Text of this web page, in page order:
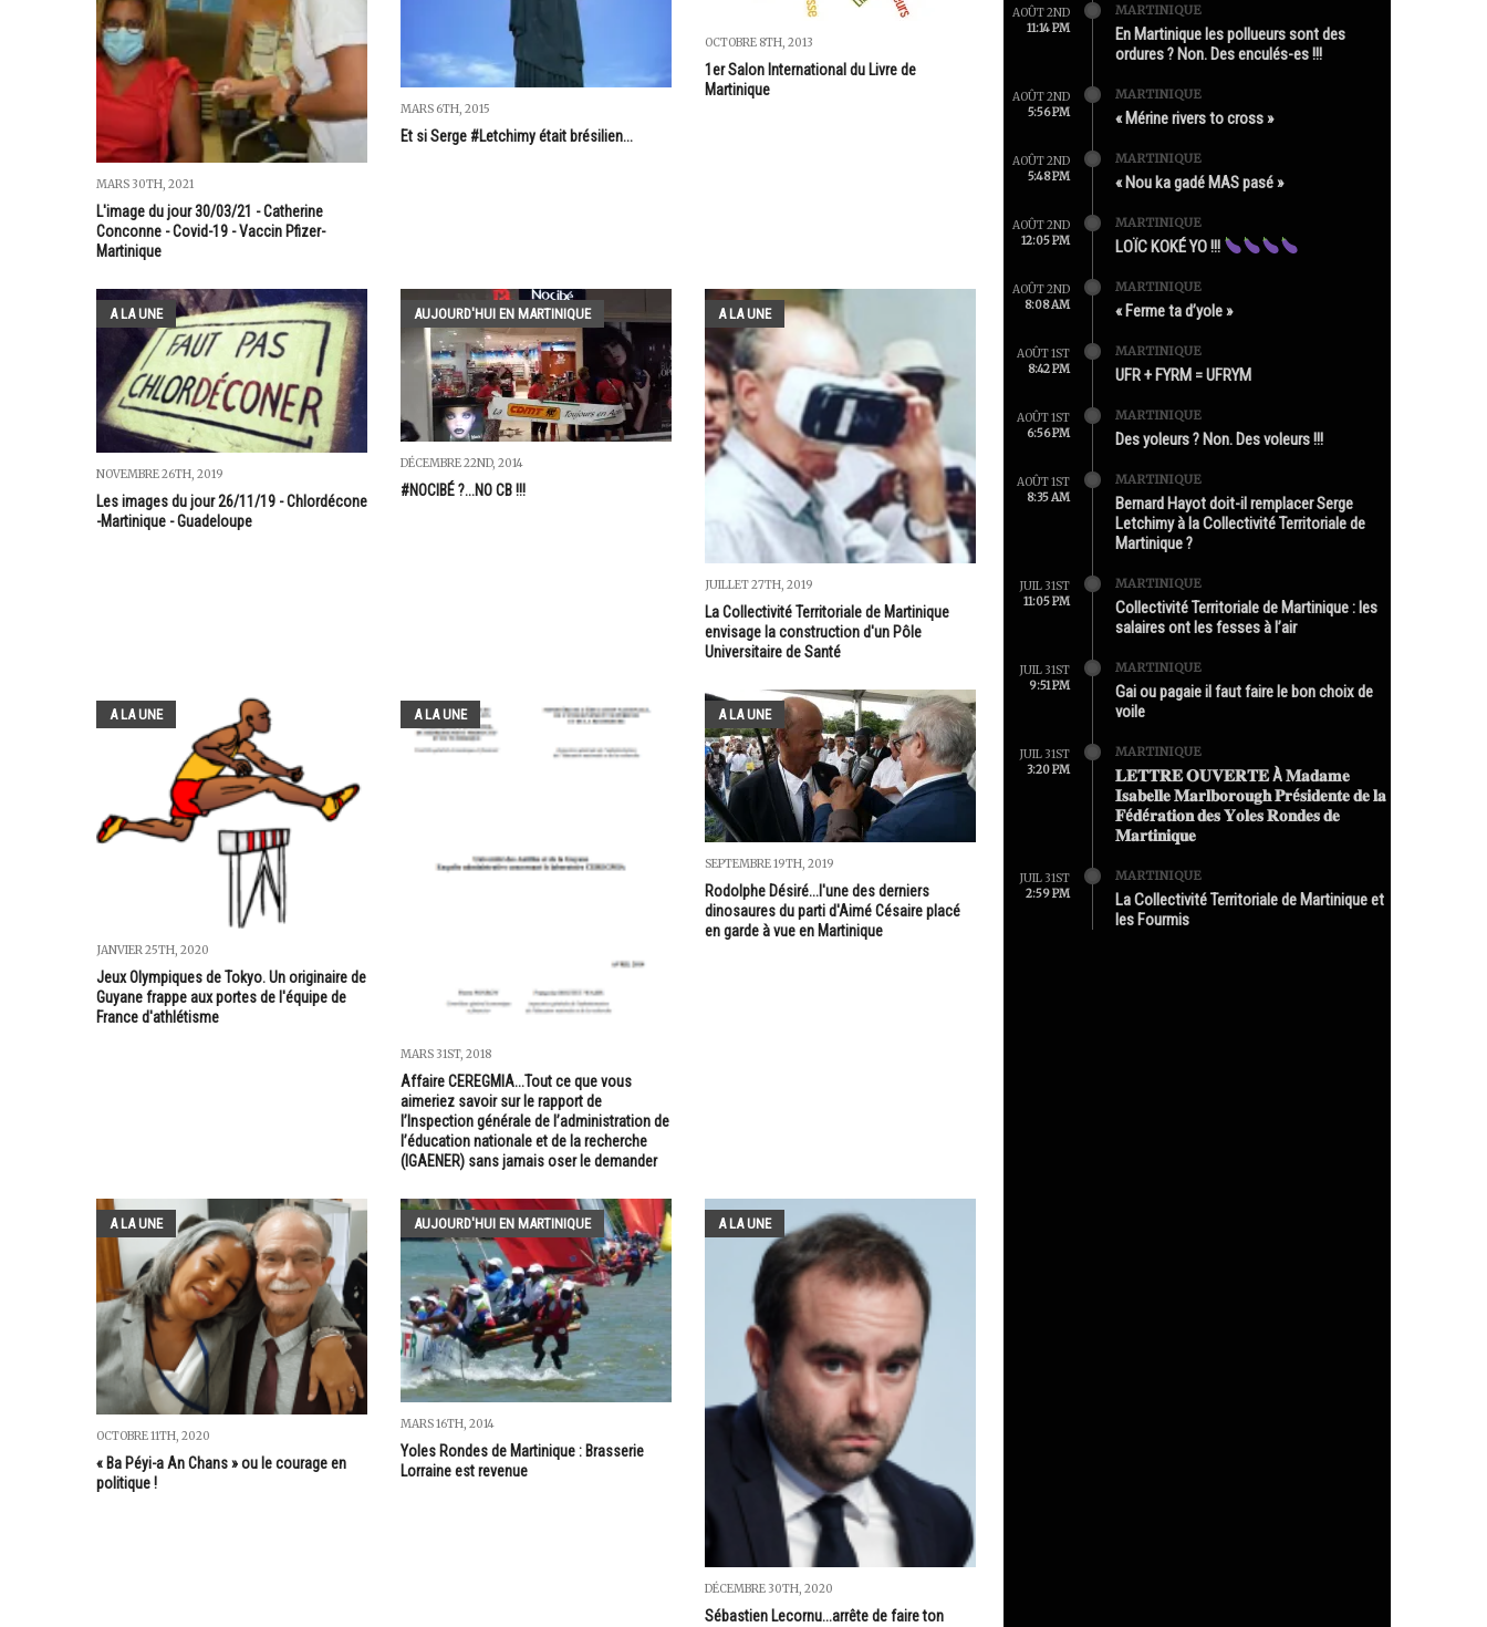
MARS 30TH, 2021
L'image du jour 30/03/21 - Catherine
Conconne - Covid-19 - Vaccin Pfizer-
Martinique
MARS 6TH, 2015
Et si Serge #Letchimy était brésilien...
OCTOBRE 8TH, 2013
1er Salon International du Livre de
Martinique
A LA UNE
NOVEMBRE 26TH, 2019
Les images du jour 26/11/19 - Chlordécone
-Martinique - Guadeloupe
AUJOURD'HUI EN MARTINIQUE
DÉCEMBRE 22ND, 2014
#NOCIBÉ ?...NO CB !!!
A LA UNE
JUILLET 27TH, 2019
La Collectivité Territoriale de Martinique
envisage la construction d'un Pôle
Universitaire de Santé
A LA UNE
JANVIER 25TH, 2020
Jeux Olympiques de Tokyo. Un originaire de
Guyane frappe aux portes de l'équipe de
France d'athlétisme
A LA UNE
MARS 31ST, 2018
Affaire CEREGMIA...Tout ce que vous
aimeriez savoir sur le rapport de
l’Inspection générale de l’administration de
l’éducation nationale et de la recherche
(IGAENER) sans jamais oser le demander
A LA UNE
SEPTEMBRE 19TH, 2019
Rodolphe Désiré...l'une des derniers
dinosaures du parti d'Aimé Césaire placé
en garde à vue en Martinique
A LA UNE
OCTOBRE 11TH, 2020
« Ba Péyi-a An Chans » ou le courage en
politique !
AUJOURD'HUI EN MARTINIQUE
MARS 16TH, 2014
Yoles Rondes de Martinique : Brasserie
Lorraine est revenue
A LA UNE
DÉCEMBRE 30TH, 2020
Sébastien Lecornu...arrête de faire ton
AOÛT 2ND
11:14 PM
MARTINIQUE
En Martinique les pollueurs sont des
ordures ? Non. Des enculés-es !!!
AOÛT 2ND
5:56 PM
MARTINIQUE
« Mérine rivers to cross »
AOÛT 2ND
5:48 PM
MARTINIQUE
« Nou ka gadé MAS pasé »
AOÛT 2ND
12:05 PM
MARTINIQUE
LOÏC KOKÉ YO !!!
AOÛT 2ND
8:08 AM
MARTINIQUE
« Ferme ta d’yole »
AOÛT 1ST
8:42 PM
MARTINIQUE
UFR + FYRM = UFRYM
AOÛT 1ST
6:56 PM
MARTINIQUE
Des yoleurs ? Non. Des voleurs !!!
AOÛT 1ST
8:35 AM
MARTINIQUE
Bernard Hayot doit-il remplacer Serge
Letchimy à la Collectivité Territoriale de
Martinique ?
JUIL 31ST
11:05 PM
MARTINIQUE
Collectivité Territoriale de Martinique : les
salaires ont les fesses à l’air
JUIL 31ST
9:51 PM
MARTINIQUE
Gai ou pagaie il faut faire le bon choix de
voile
JUIL 31ST
3:20 PM
MARTINIQUE
𝐋𝐄𝐓𝐓𝐑𝐄 𝐎𝐔𝐕𝐄𝐑𝐓𝐄 À 𝐌𝐚𝐝𝐚𝐦𝐞
𝐈𝐬𝐚𝐛𝐞𝐥𝐥𝐞 𝐌𝐚𝐫𝐥𝐛𝐨𝐫𝐨𝐮𝐠𝐡 𝐏𝐫é𝐬𝐢𝐝𝐞𝐧𝐭𝐞 𝐝𝐞 𝐥𝐚
𝐅é𝐝é𝐫𝐚𝐭𝐢𝐨𝐧 𝐝𝐞𝐬 𝐘𝐨𝐥𝐞𝐬 𝐑𝐨𝐧𝐝𝐞𝐬 𝐝𝐞
𝐌𝐚𝐫𝐭𝐢𝐧𝐢𝐪𝐮𝐞
JUIL 31ST
2:59 PM
MARTINIQUE
La Collectivité Territoriale de Martinique et
les Fourmis